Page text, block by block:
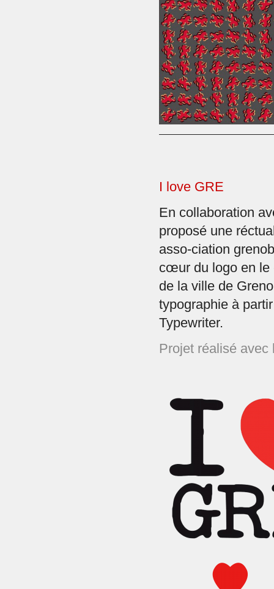
I love GRE
En collaboration
proposé une
asso-ciation
cœur du logo en le
de la ville de
typographie à
Typewriter.
Projet réalisé avec